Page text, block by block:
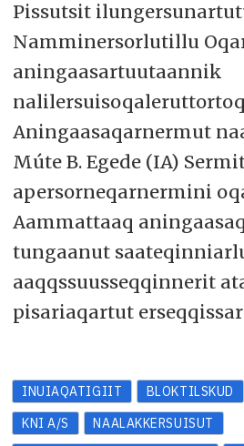
Pissutsit
Namminersorlutillu
aningaasartuutaannik
nalilersuisoqaleruttortoq
Aningaasaqarnermut
Múte B. Egede (IA)
apersorneqarnermini
Aammattaaq
tungaanut
aaqqssuusseqqinnerit
pisariaqartut
INUIAQATIGIIT BLOKTILSKUD
KNI A/S
NAALAKKERSUISUT